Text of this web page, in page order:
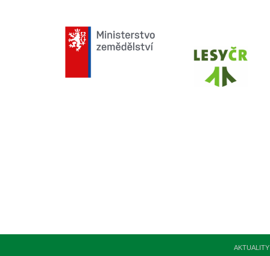
AKTUALITY